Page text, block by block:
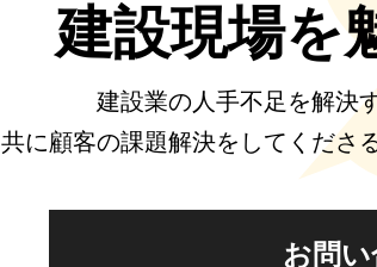
建設現場を
建設業の人手不足を解決
共に顧客の課題解決をしてくださ
お問